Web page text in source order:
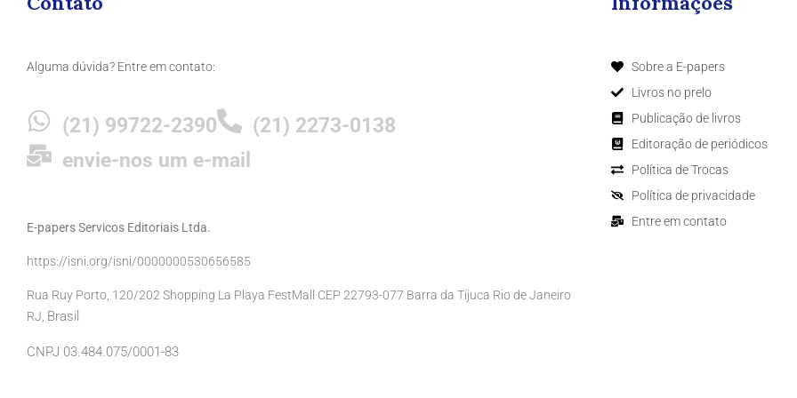
Alguma dúvida? Entre em contato:
(21) 99722-2390
(21) 2273-0138
envie-nos um e-mail
E-papers Servicos Editoriais Ltda.
https://isni.org/isni/0000000530656585
Rua Ruy Porto, 120/202 Shopping La Playa FestMall CEP 22793-077 Barra da Tijuca Rio de Janeiro
RJ, Brasil
CNPJ 03.484.075/0001-83
Sobre a E-papers
Livros no prelo
Publicação de livros
Editoração de periódicos
Política de Trocas
Política de privacidade
Entre em contato